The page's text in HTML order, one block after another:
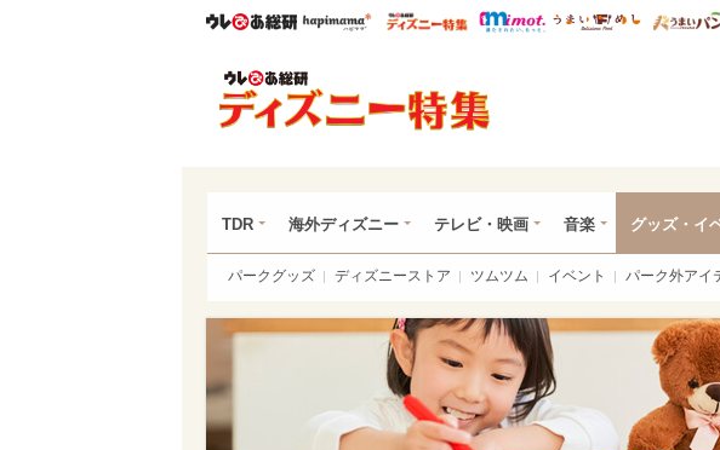
ウレぴあ総研ハピママ* ウレぴあ総研 ディズニー特集
mimot. うまいめ
TDR 海外ディズニー テレビ・映画 音楽 グッズ・イ
パークグッズ ディズニーストア ツムツム イベント パーク外アイ